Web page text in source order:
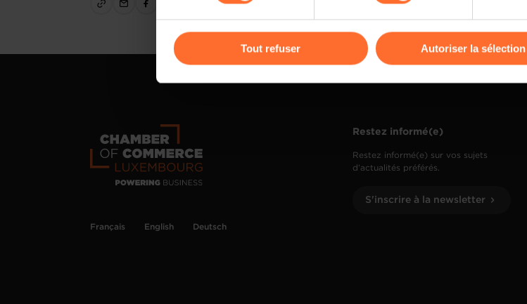
gauche de chaque page.
Tout refuser Autoriser la sélection
Français English Deutsch
Restez informé(e)
Restez informé(e) sur vos sujets
d’actualités préférés.
S'inscrire à la newsletter